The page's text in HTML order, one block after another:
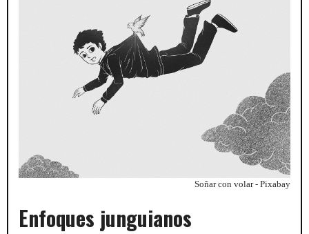
Soñar con volar - Pixabay
Enfoques junguianos